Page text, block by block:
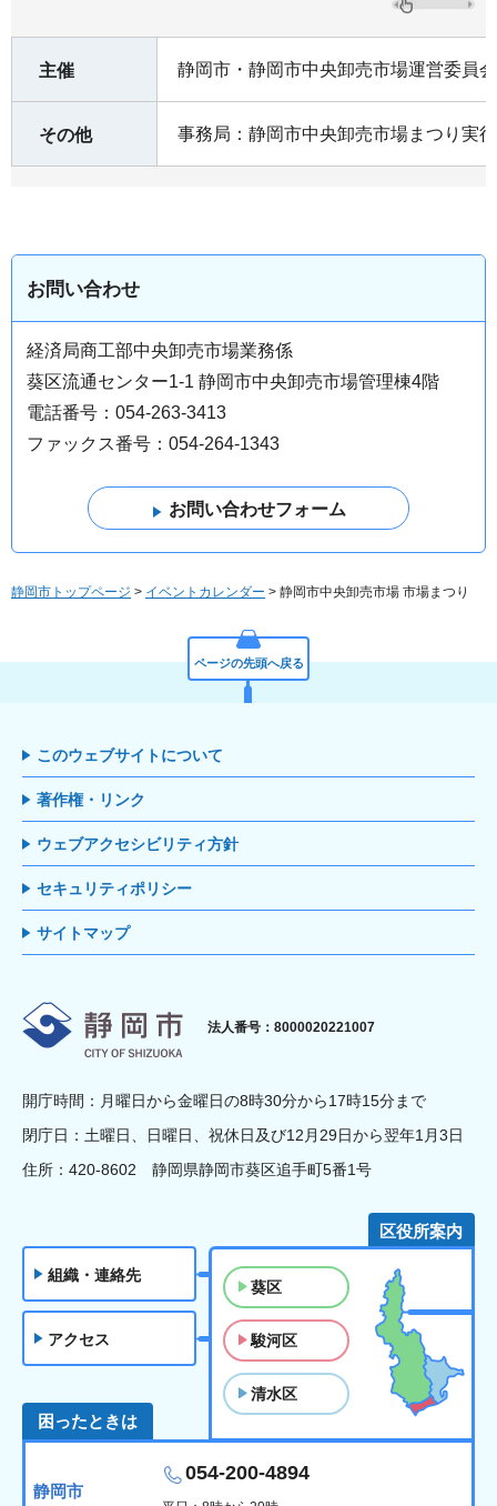
主催 静岡市・静岡市中央卸売市場運営委員会
その他 事務局：静岡市中央卸売市場まつり実
お問い合わせ
経済局商工部中央卸売市場業務係
葵区流通センター1-1 静岡市中央卸売市場管理棟4階
電話番号：054-263-3413
ファックス番号：054-264-1343
静岡市トップページ > イベントカレンダー > 静岡市中央卸売市場 市場まつり
ページの先頭へ戻る
このウェブサイトについて
著作権・リンク
ウェブアクセシビリティ方針
セキュリティポリシー
サイトマップ
静岡市
法人番号：8000020221007
開庁時間：月曜日から金曜日の8時30分から17時15分まで
閉庁日：土曜日、日曜日、祝休日及び12月29日から翌年1月3日
住所：420-8602 静岡県静岡市葵区追手町5番1号
組織・連絡先
アクセス
区役所案内
葵区
駿河区
清水区
困ったときは
静岡市
054-200-4894